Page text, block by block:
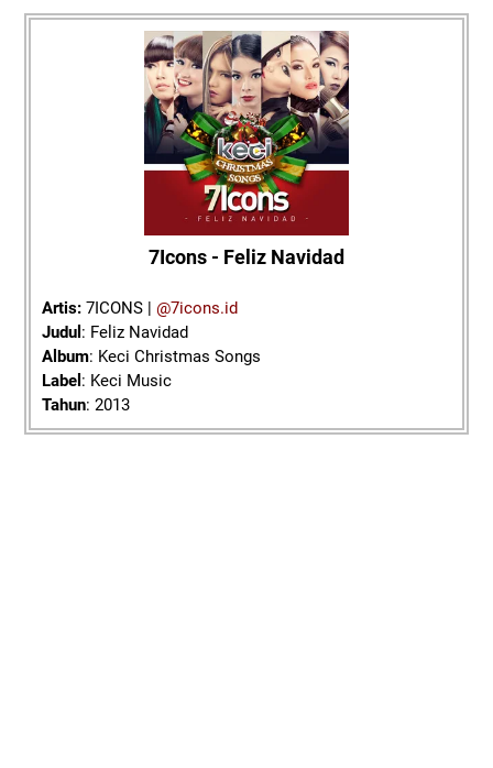
7Icons - Feliz Navidad
Artis: 7ICONS | @7icons.id
Judul : Feliz Navidad
Album: Keci Christmas Songs
Label : Keci Music
Tahun: 2013